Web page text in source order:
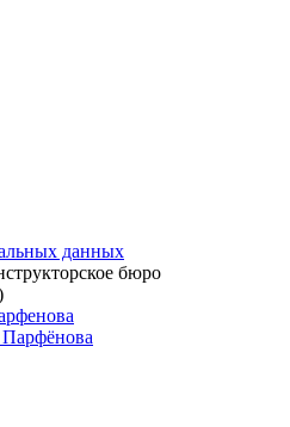
данных
бюро